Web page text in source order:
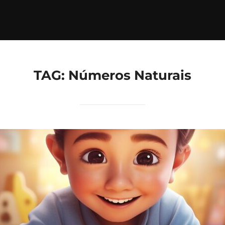
TAG: Números Naturais